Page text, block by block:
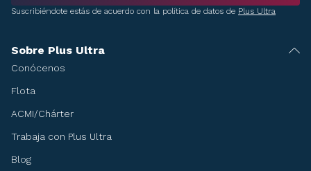
Sobre Plus Ultra
Conócenos
Flota
ACMI/Chárter
Trabaja con Plus Ultra
Blog
Suscribiéndote estás de acuerdo con la política de datos de Plus Ultra